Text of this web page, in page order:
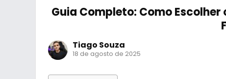
Guia Completo: Como
Tiago Souza
18 de agosto de 2025